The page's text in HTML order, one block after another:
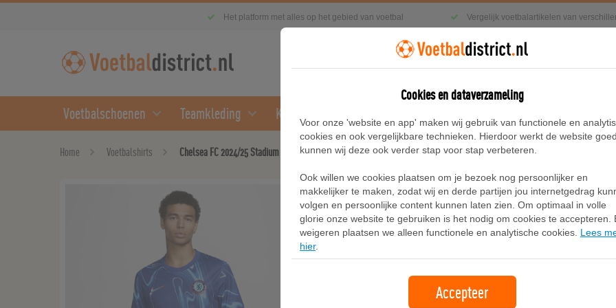
Het platform met alles op het gebied van voetbal Vergelijk voetbalartikelen van
Voetbalschoenen Teamkleding Kleding
Home Voetbalshirts Chelsea FC 2024/25 Stadium Thuis Nike Dri-FIT replicavoetbalshirt voor heren - Blauw
Chelsea FC 2024/25 Stadium
voor heren - Blauw
Cookies en dataverzameling
Voor onze 'website en app' maken wij gebruik van functionele en
cookies en ook vergelijkbare technieken. Hierdoor werkt de website
kunnen wij deze ook verder stap voor stap verbeteren.
Ook willen we cookies plaatsen om je bezoek nog persoonlijker en
makkelijker te maken, zodat wij en derde partijen jou internetgedrag
volgen en persoonlijke content kunnen laten zien. Om optimaal in volle
glorie onze website te gebruiken is het nodig om cookies te accepteren.
weigeren plaatsen we alleen functionele en analytische cookies. Lees
hier.
Accepteer